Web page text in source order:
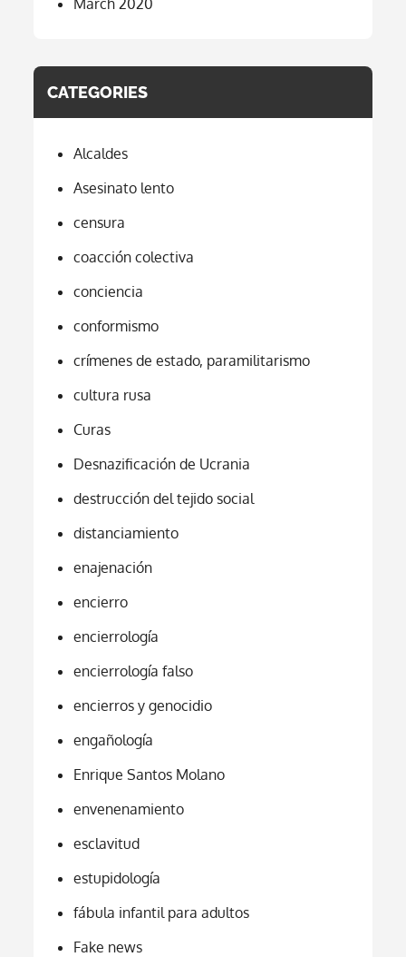
CATEGORIES
Alcaldes
Asesinato lento
censura
coacción colectiva
conciencia
conformismo
crímenes de estado, paramilitarismo
cultura rusa
Curas
Desnazificación de Ucrania
destrucción del tejido social
distanciamiento
enajenación
encierro
encierrología
encierrología falso
encierros y genocidio
engañología
Enrique Santos Molano
envenenamiento
esclavitud
estupidología
fábula infantil para adultos
Fake news